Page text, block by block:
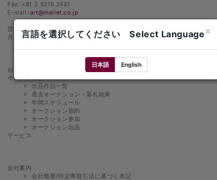
Fax: +81 3 5216 2481
E-mail: art@mallet.co.jp
営業時間
月曜日〜金曜日 10：00〜18：00
お知らせ
オークション
出品作品一覧
過去オークション・落札結果
年間スケジュール
オークション規約
オークション参加
オークション出品
サービス
会社案内
会社概要/特定商取引法に基づく表記
言語を選択してください Select Language×
日本語 English